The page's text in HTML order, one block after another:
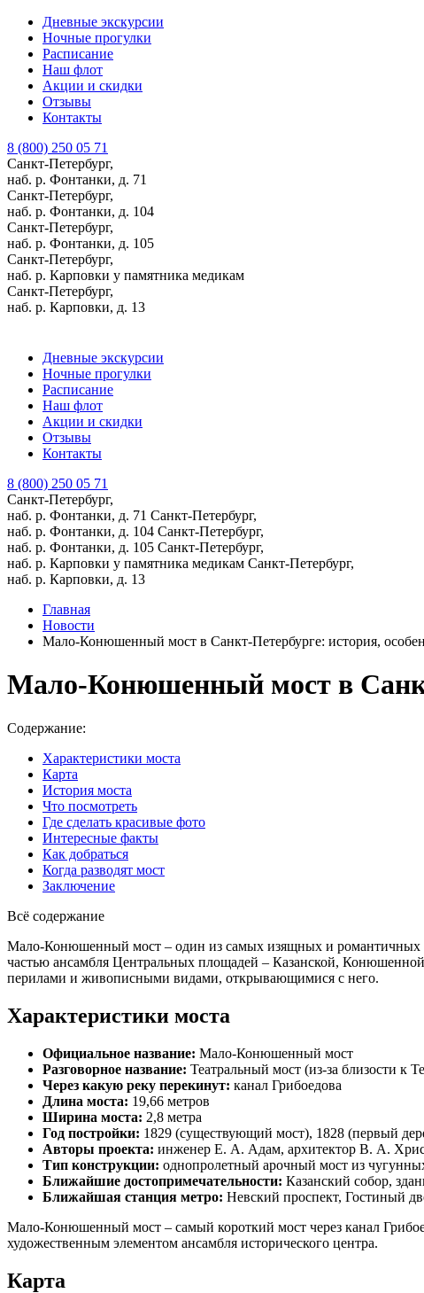
Дневные экскурсии
Ночные прогулки
Расписание
Наш флот
Акции и скидки
Отзывы
Контакты
8 (800) 250 05 71
Санкт-Петербург,
наб. р. Фонтанки, д. 71
Санкт-Петербург,
наб. р. Фонтанки, д. 104
Санкт-Петербург,
наб. р. Фонтанки, д. 105
Санкт-Петербург,
наб. р. Карповки у памятника медикам
Санкт-Петербург,
наб. р. Карповки, д. 13
Дневные экскурсии
Ночные прогулки
Расписание
Наш флот
Акции и скидки
Отзывы
Контакты
8 (800) 250 05 71
Санкт-Петербург,
наб. р. Фонтанки, д. 71 Санкт-Петербург,
наб. р. Фонтанки, д. 104 Санкт-Петербург,
наб. р. Фонтанки, д. 105 Санкт-Петербург,
наб. р. Карповки у памятника медикам Санкт-Петербург,
наб. р. Карповки, д. 13
Главная
Новости
Мало-Конюшенный мост в Санкт-Петербурге: история,
Мало-Конюшенный мост в
Содержание:
Характеристики моста
Карта
История моста
Что посмотреть
Где сделать красивые фото
Интересные факты
Как добраться
Когда разводят мост
Заключение
Всё содержание
Мало-Конюшенный мост – один из самых изящных и романтичных
частью ансамбля Центральных площадей – Казанской,
перилами и живописными видами, открывающимися с него.
Характеристики моста
Официальное название: Мало-Конюшенный мост
Разговорное название: Театральный мост (из-за близости
Через какую реку перекинут: канал Грибоедова
Длина моста: 19,66 метров
Ширина моста: 2,8 метра
Год постройки: 1829 (существующий мост), 1828 (первый
Авторы проекта: инженер Е. А. Адам, архитектор В. А.
Тип конструкции: однопролетный арочный мост из
Ближайшие достопримечательности: Казанский собор,
Ближайшая станция метро: Невский проспект, Гостиный
Мало-Конюшенный мост – самый короткий мост через канал
художественным элементом ансамбля исторического центра.
Карта